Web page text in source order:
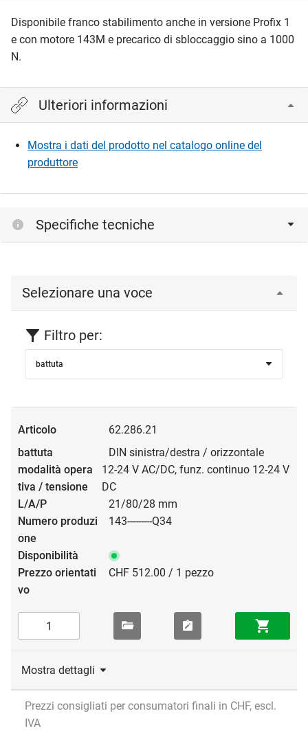
Disponibile franco stabilimento anche in versione Profix 1
e con motore 143M e precarico di sbloccaggio sino a 1000
N.
Ulteriori informazioni
Mostra i dati del prodotto nel catalogo online del
produttore
Specifiche tecniche
Selezionare una voce
Filtro per:
battuta
62.286.21
DIN sinistra/destra / orizzontale
12-24 V AC/DC, funz. continuo 12-24 V
DC
21/80/28 mm
143---------Q34
CHF 512.00 / 1 pezzo
Mostra dettagli
Prezzi consigliati per consumatori finali in CHF, escl.
IVA